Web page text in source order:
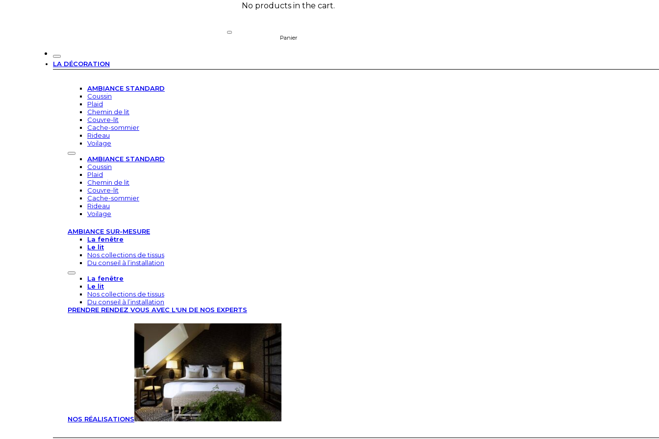
No products in the cart.
Panier
LA DÉCORATION
AMBIANCE STANDARD
Coussin
Plaid
Chemin de lit
Couvre-lit
Cache-sommier
Rideau
Voilage
AMBIANCE STANDARD
Coussin
Plaid
Chemin de lit
Couvre-lit
Cache-sommier
Rideau
Voilage
AMBIANCE SUR-MESURE
La fenêtre
Le lit
Nos collections de tissus
Du conseil à l’installation
La fenêtre
Le lit
Nos collections de tissus
Du conseil à l’installation
PRENDRE RENDEZ VOUS AVEC L'UN DE NOS EXPERTS
NOS RÉALISATIONS